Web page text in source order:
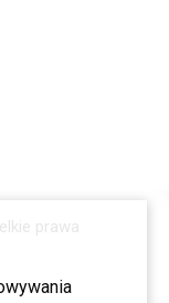
prawa